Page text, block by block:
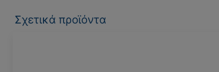
Σχετικά προϊόντα